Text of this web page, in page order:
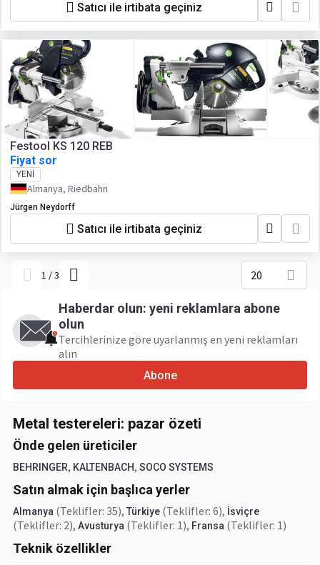
Satıcı ile irtibata geçiniz
Festool KS 120 REB
Fiyat sor
YENI
Almanya, Riedbahn
Jürgen Neydorff
Satıcı ile irtibata geçiniz
1 /3 20
Haberdar olun: yeni reklamlara abone
olun
Tercihlerinize göre uyarlanmış en yeni reklamları
alın
Abone
Metal testereleri: pazar özeti
Önde gelen üreticiler
BEHRINGER, KALTENBACH, SOCO SYSTEMS
Satın almak için başlıca yerler
Almanya (Teklifler: 35), Türkiye (Teklifler: 6), İsviçre
(Teklifler: 2), Avusturya (Teklifler: 1), Fransa (Teklifler: 1)
Teknik özellikler